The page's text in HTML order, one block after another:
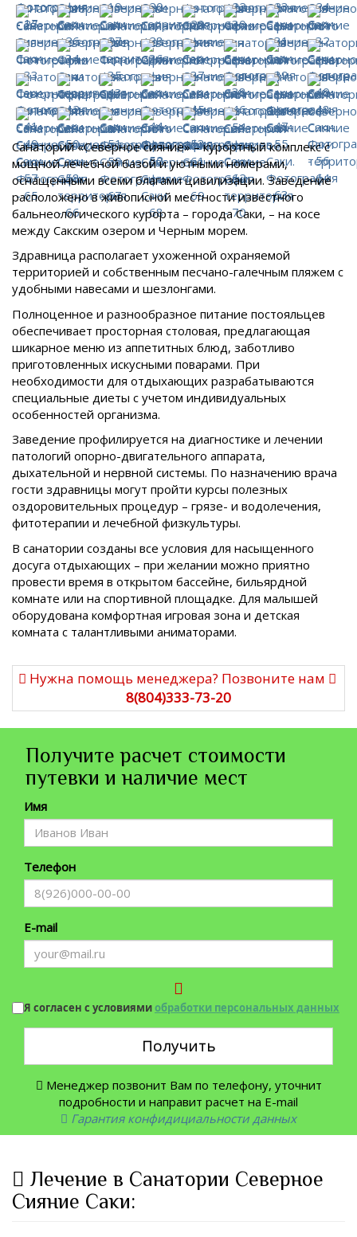
Санаторий «Северное сияние» – курортный комплекс с
мощной лечебной базой и уютными номерами,
оснащенными всеми благами цивилизации. Заведение
расположено в живописной местности известного
бальнеологического курорта – города Саки, – на косе
между Сакским озером и Черным морем.
Здравница располагает ухоженной охраняемой
территорией и собственным песчано-галечным пляжем с
удобными навесами и шезлонгами.
Полноценное и разнообразное питание постояльцев
обеспечивает просторная столовая, предлагающая
шикарное меню из аппетитных блюд, заботливо
приготовленных искусными поварами. При
необходимости для отдыхающих разрабатываются
специальные диеты с учетом индивидуальных
особенностей организма.
Заведение профилируется на диагностике и лечении
патологий опорно-двигательного аппарата,
дыхательной и нервной системы. По назначению врача
гости здравницы могут пройти курсы полезных
оздоровительных процедур – грязе- и водолечения,
фитотерапии и лечебной физкультуры.
В санатории созданы все условия для насыщенного
досуга отдыхающих – при желании можно приятно
провести время в открытом бассейне, бильярдной
комнате или на спортивной площадке. Для малышей
оборудована комфортная игровая зона и детская
комната с талантливыми аниматорами.
Нужна помощь менеджера? Позвоните нам
8(804)333-73-20
Получите расчет стоимости
путевки и наличие мест
Имя
Телефон
E-mail
Я согласен с условиямиобработки персональных данных
Получить
Менеджер позвонит Вам по телефону, уточнит
подробности и направит расчет на E-mail
Гарантия конфидициальности данных
Лечение в Санатории Северное
Сияние Саки: